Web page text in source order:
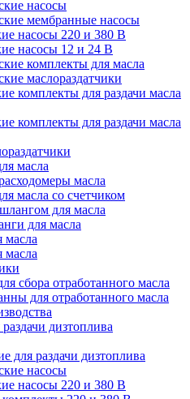
насосы
мембранные насосы
насосы 220 и 380 В
насосы 12 и 24 В
комплекты для масла
маслораздатчики
комплекты для раздачи масла
комплекты для раздачи масла
масла
масла
масла со счетчиком
для масла
для масла
масла
сбора отработанного масла
для отработанного масла
дизтоплива
для раздачи дизтоплива
насосы
насосы 220 и 380 В